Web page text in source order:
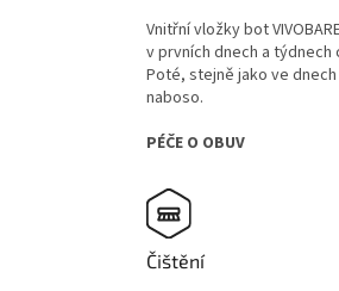
Vnitřní vložky bot
v prvních dnech a
Poté, stejně jako ve
naboso.
PÉČE O OBUV
Čištění